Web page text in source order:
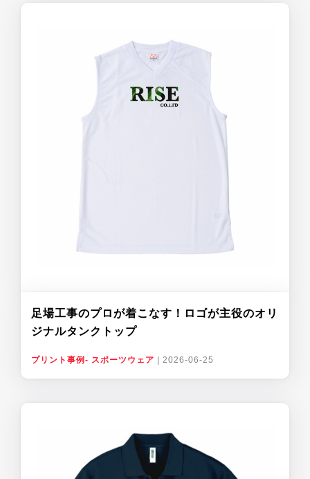
足場工事のプロが着こなす！ロゴが主役のオリ
ジナルタンクトップ
プリント事例- スポーツウェア 2026-06-25